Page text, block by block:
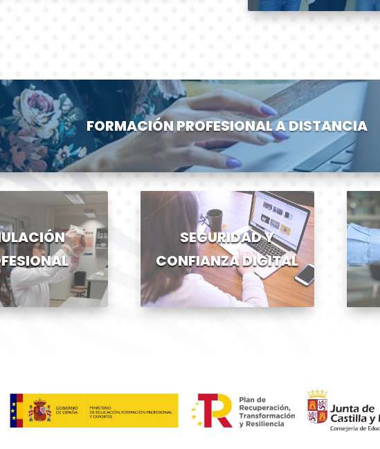
FORMACIÓN PROFESIONAL A DISTANCIA
SEGURIDAD Y
CONFIANZA DIGITAL